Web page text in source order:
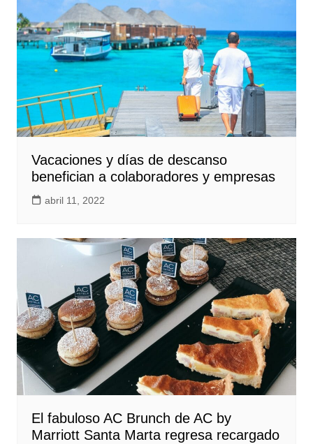
Vacaciones y días de descanso
benefician a colaboradores y empresas
abril 11, 2022
El fabuloso AC Brunch de AC by
Marriott Santa Marta regresa recargado